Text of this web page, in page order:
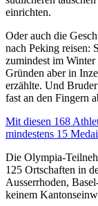
einrichten.
Oder auch die
nach Peking reisen:
zumindest im Winter
Gründen aber in
erzählte. Und
fast an den Fingern
Mit diesen 168
mindestens 15
Die Olympia-
125 Ortschaften in
Ausserrhoden,
keinem